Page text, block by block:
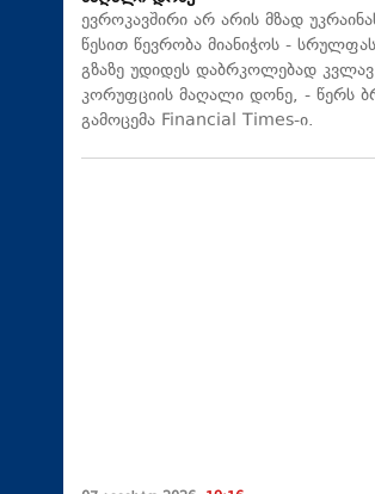
ევროკავშირი არ არის მზად
წესით წევრობა მიანიჭოს -
გზაზე უდიდეს დაბრკოლებად კვლავ
კორუფციის მაღალი დონე, - წერს
გამოცემა Financial Times-ი.